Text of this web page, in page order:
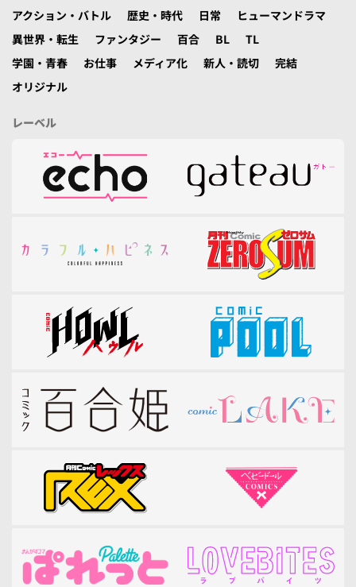
アクション・バトル
歴史・時代 日常
ヒューマンドラマ
異世界・転生
ファンタジー 百合 BL
TL
学園・青春
お仕事 メディア化 新人・読切
完結
オリジナル
レーベル